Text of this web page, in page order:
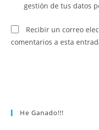
gestión de tus datos
Recibir un correo
comentarios a esta
He Ganado!!!